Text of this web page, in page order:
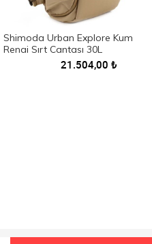
Shimoda Urban Explore Kum
Rengi Sırt Çantası 30L
21.504,00 ₺